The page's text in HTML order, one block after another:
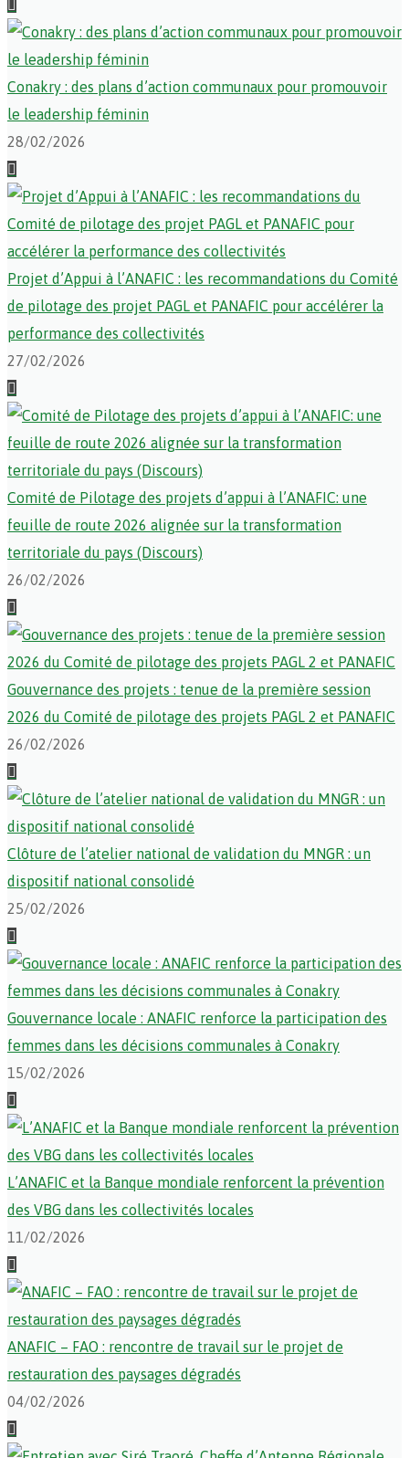
Conakry : des plans d’action communaux pour promouvoir
le leadership féminin
28/02/2026
Projet d’Appui à l’ANAFIC : les recommandations du Comité
de pilotage des projet PAGL et PANAFIC pour accélérer la
performance des collectivités
27/02/2026
Comité de Pilotage des projets d’appui à l’ANAFIC: une
feuille de route 2026 alignée sur la transformation
territoriale du pays (Discours)
26/02/2026
Gouvernance des projets : tenue de la première session
2026 du Comité de pilotage des projets PAGL 2 et PANAFIC
26/02/2026
Clôture de l’atelier national de validation du MNGR : un
dispositif national consolidé
25/02/2026
Gouvernance locale : ANAFIC renforce la participation des
femmes dans les décisions communales à Conakry
15/02/2026
L’ANAFIC et la Banque mondiale renforcent la prévention
des VBG dans les collectivités locales
11/02/2026
ANAFIC – FAO : rencontre de travail sur le projet de
restauration des paysages dégradés
04/02/2026